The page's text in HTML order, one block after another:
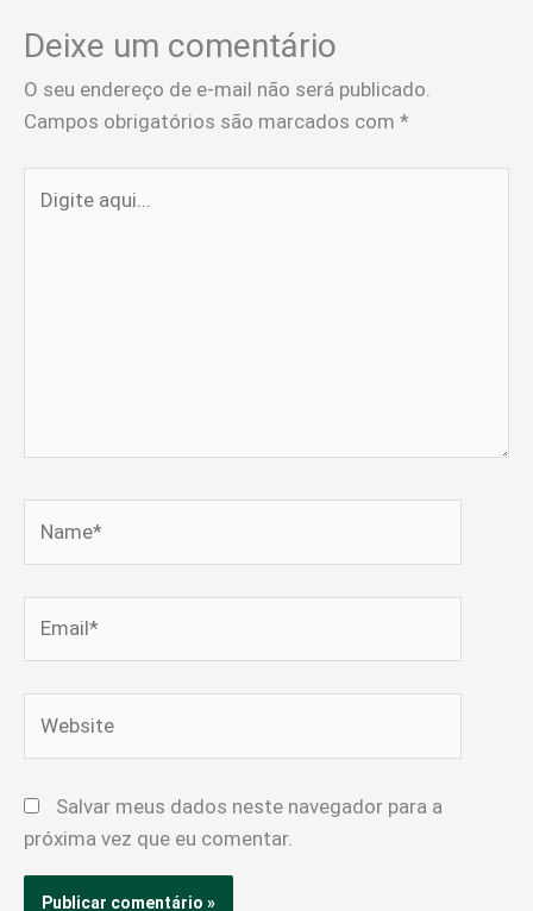
Deixe um comentário
O seu endereço de e-mail não será publicado.
Campos obrigatórios são marcados com *
aqui...
Salvar meus dados neste navegador para a
próxima vez que eu comentar.